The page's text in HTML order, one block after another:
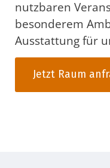
nutzbaren
besonderem
Ausstattung für
Jetzt Raum